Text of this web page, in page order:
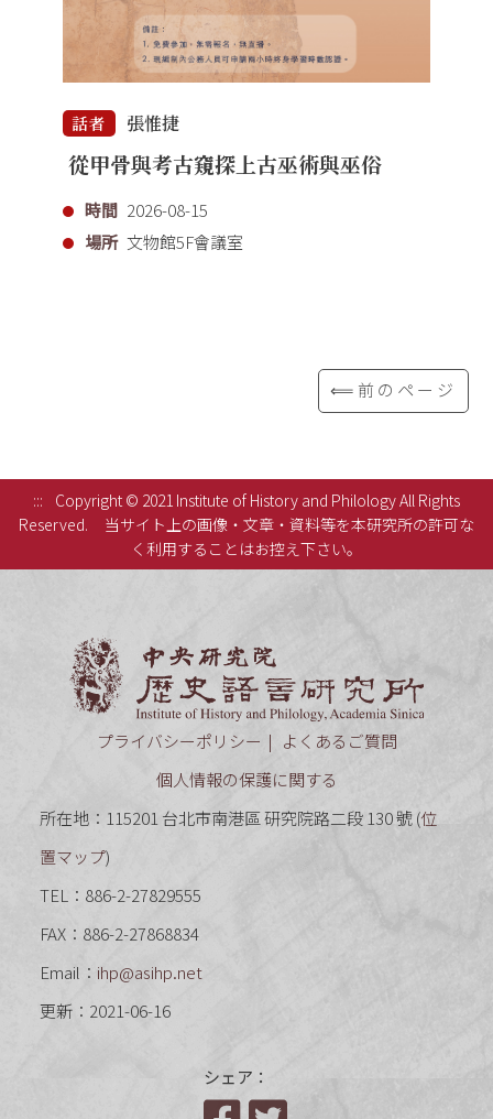
話者 張惟捷
從甲骨與考古窺探上古巫術與巫俗
時間 2026-08-15
場所 文物館5F會議室
⟸前のページ
:::
Copyright © 2021 Institute of History and Philology All Rights
Reserved.
当サイト上の画像・文章・資料等を本研究所の許可な
く利用することはお控え下さい。
プライバシーポリシー
よくあるご質問
個人情報の保護に関する
所在地：115201 台北市南港區 研究院路二段 130 號 (位
置マップ)
TEL：886-2-27829555
FAX：886-2-27868834
Email： ihp@asihp.net
更新：2021-06-16
シェア：